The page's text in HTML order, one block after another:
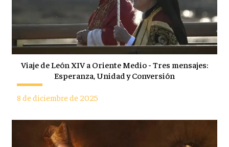
Viaje de León XIV a Oriente Medio - Tres mensajes:
Esperanza, Unidad y Conversión
8 de diciembre de 2025